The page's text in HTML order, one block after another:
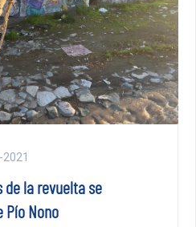
la revuelta se
Pío Nono